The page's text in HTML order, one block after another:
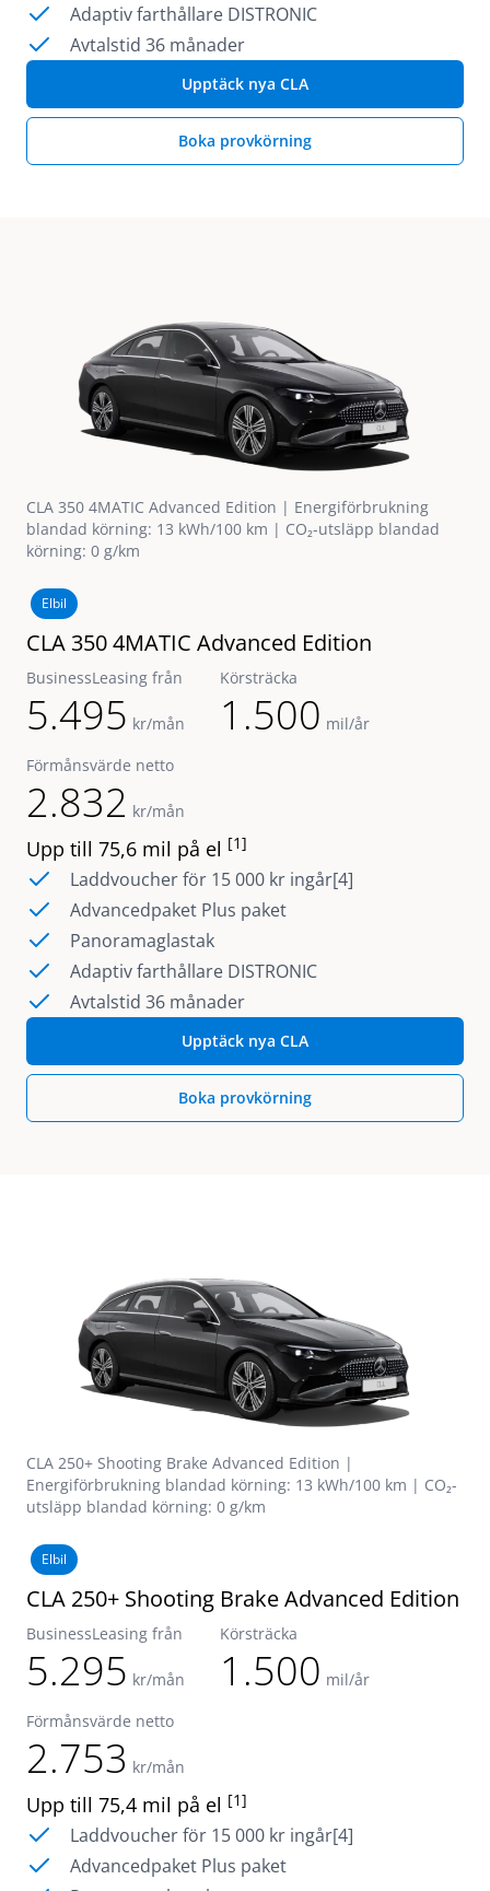
Adaptiv farthållare DISTRONIC
Avtalstid 36 månader
Upptäck nya CLA
Boka provkörning
CLA 350 4MATIC Advanced Edition | Energiförbrukning
blandad körning: 13 kWh/100 km | CO₂-utsläpp blandad
körning: 0 g/km
Elbil
CLA 350 4MATIC Advanced Edition
BusinessLeasing från
5.495 kr/mån
Körsträcka
1.500 mil/år
Förmånsvärde netto
2.832 kr/mån
Upp till 75,6 mil på el [1]
Laddvoucher för 15 000 kr ingår[4]
Advancedpaket Plus paket
Panoramaglastak
Adaptiv farthållare DISTRONIC
Avtalstid 36 månader
Upptäck nya CLA
Boka provkörning
CLA 250+ Shooting Brake Advanced Edition |
Energiförbrukning blandad körning: 13 kWh/100 km | CO₂-
utsläpp blandad körning: 0 g/km
Elbil
CLA 250+ Shooting Brake Advanced Edition
BusinessLeasing från
5.295 kr/mån
Körsträcka
1.500 mil/år
Förmånsvärde netto
2.753 kr/mån
Upp till 75,4 mil på el [1]
Laddvoucher för 15 000 kr ingår[4]
Advancedpaket Plus paket